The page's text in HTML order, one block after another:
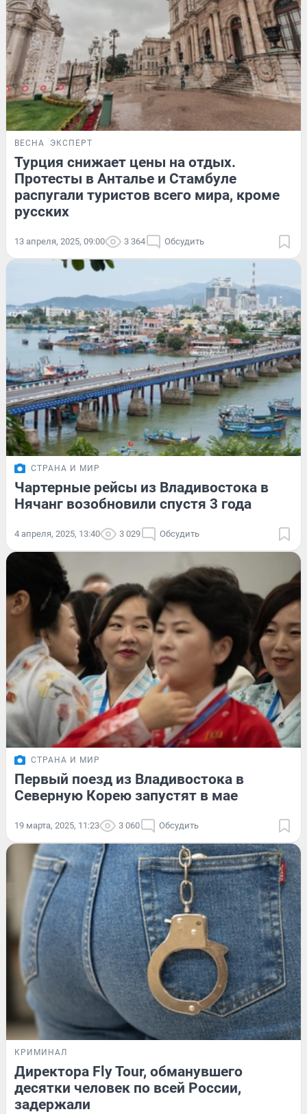
ВЕСНА ЭКСПЕРТ
Турция снижает цены на отдых.
Протесты в Анталье и Стамбуле
распугали туристов всего мира, кроме
русских
13 апреля, 2025, 09:00 3 364 Обсудить
СТРАНА И МИР
Чартерные рейсы из Владивостока в
Нячанг возобновили спустя 3 года
4 апреля, 2025, 13:40 3 029 Обсудить
СТРАНА И МИР
Первый поезд из Владивостока в
Северную Корею запустят в мае
19 марта, 2025, 11:23 3 060 Обсудить
КРИМИНАЛ
Директора Fly Tour, обманувшего
десятки человек по всей России,
задержали